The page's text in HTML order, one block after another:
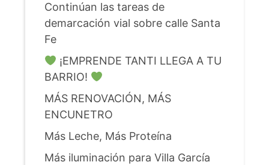
Continúan las tareas de
demarcación vial sobre calle Santa
Fe
¡EMPRENDE TANTI LLEGA A TU
BARRIO!
MÁS RENOVACIÓN, MÁS
ENCUNETRO
Más Leche, Más Proteína
Más iluminación para Villa García